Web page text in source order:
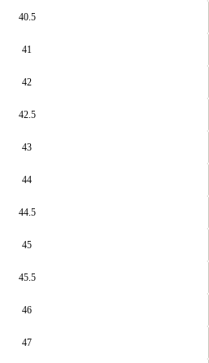
40.5
41
42
42.5
43
44
44.5
45
45.5
46
47